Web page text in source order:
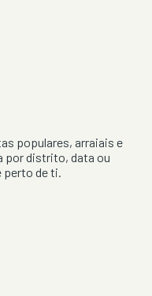
populares, arraiais e
por distrito, data ou
perto de ti.